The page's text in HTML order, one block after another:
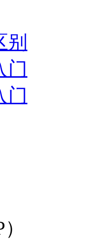
别
门
门